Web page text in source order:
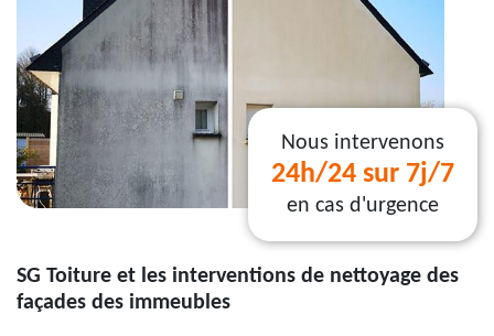
Nous intervenons
24h/24 sur 7j/7
en cas d'urgence
SG Toiture et les interventions de nettoyage des
façades des immeubles